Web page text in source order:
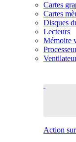
Cartes
Cartes
Disques
Lecteurs
Mémoire
Action